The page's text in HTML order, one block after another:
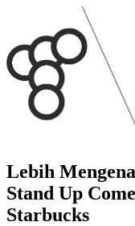
Lebih
Stand Up
Starbucks